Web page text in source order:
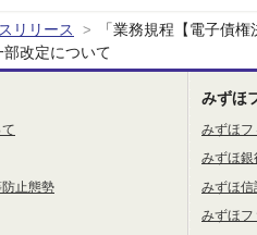
リリース >
「業務規程【電子債
改定について
止態勢
みずほ
みずほフ
みずほ銀
みずほ信
みずほフ